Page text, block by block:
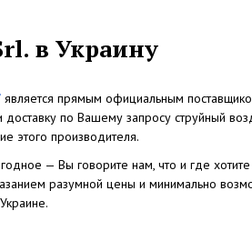
в Украину
является прямым официальным
доставку по Вашему запросу струйный
этого производителя.
— Вы говорите нам, что и где
разумной цены и минимально